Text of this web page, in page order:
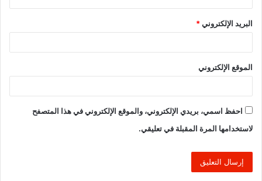
البريد الإلكتروني*
الموقع الإلكتروني
احفظ اسمي، بريدي الإلكتروني، والموقع الإلكتروني في هذا المتصفح
لاستخدامها المرة المقبلة في تعليقي.